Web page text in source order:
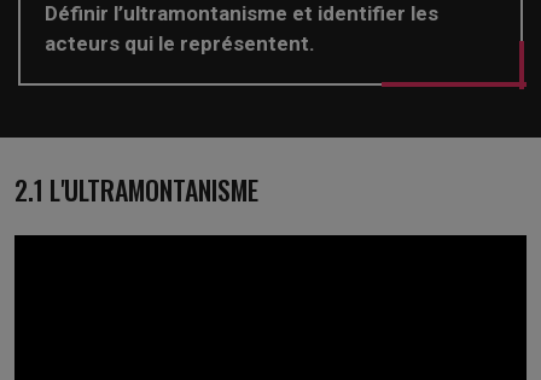
Définir l’ultramontanisme et identifier les
acteurs qui le représentent.
2.1 L'ULTRAMONTANISME